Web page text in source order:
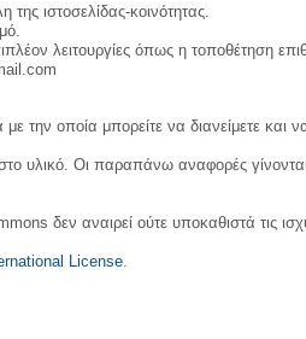
ιστοσελίδας-κοινότητας.
λειτουργίες όπως η τοποθέτηση
οποία μπορείτε να διανείμετε και
υλικό. Οι παραπάνω αναφορές
δεν αναιρεί ούτε υποκαθιστά τις
License.